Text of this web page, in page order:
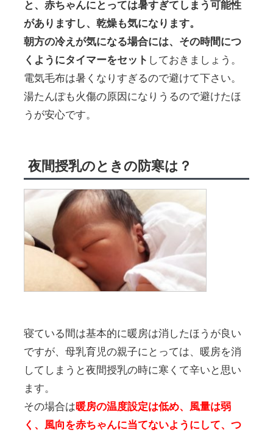
と、赤ちゃんにとっては暑すぎてしまう可能性
がありますし、乾燥も気になります。
朝方の冷えが気になる場合には、その時間につ
くようにタイマーをセット しておきましょう。
電気毛布は暑くなりすぎるので避けて下さい。
湯たんぽも火傷の原因になりうるので避けたほ
うが安心です。
夜間授乳のときの防寒は？
寝ている間は基本的に暖房は消したほうが良い
ですが、母乳育児の親子にとっては、暖房を消
してしまうと夜間授乳の時に寒くて辛いと思い
ます。
その場合は暖房の温度設定は低め、風量は弱
く、風向を赤ちゃんに当てないようにして、つ